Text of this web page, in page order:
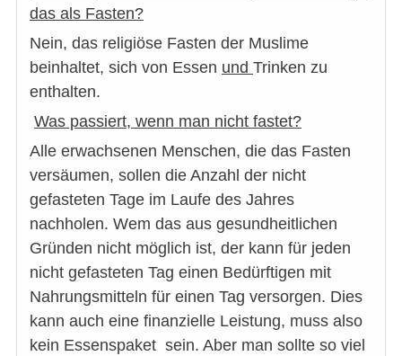
das als Fasten?
Nein, das religiöse Fasten der Muslime
beinhaltet, sich von Essen und Trinken zu
enthalten.
Was passiert, wenn man nicht fastet?
Alle erwachsenen Menschen, die das Fasten
versäumen, sollen die Anzahl der nicht
gefasteten Tage im Laufe des Jahres
nachholen. Wem das aus gesundheitlichen
Gründen nicht möglich ist, der kann für jeden
nicht gefasteten Tag einen Bedürftigen mit
Nahrungsmitteln für einen Tag versorgen. Dies
kann auch eine finanzielle Leistung, muss also
kein Essenspaket sein. Aber man sollte so viel